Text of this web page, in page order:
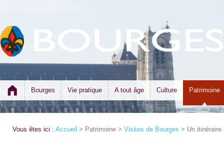
Bourges Vie pratique A tout âge Culture Patrimoine
Vous êtes ici : Accueil > Patrimoine > Visites de Bourges > Un itinéraire